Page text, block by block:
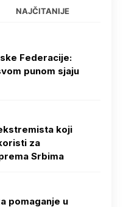
NAJČITANIJE
Federacije:
punom sjaju
koji
za
Srbima
pomaganje u